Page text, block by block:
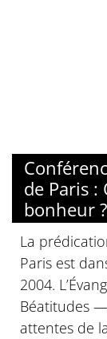
de Paris
bonheur ?
La
Paris est
2004.
Béatitudes
attentes de